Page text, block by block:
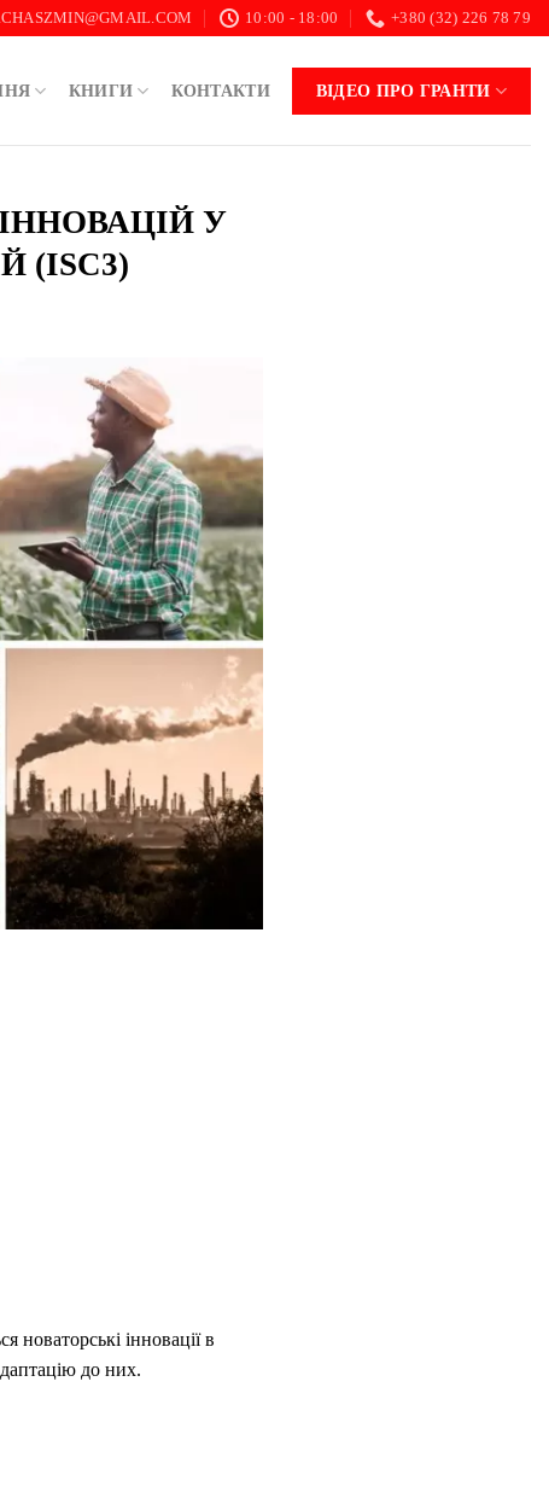
10:00 - 18:00 +380 (32) 226 78 79
КНИГИ КОНТАКТИ ВІДЕО ПРО ГРАНТИ
У
(ISC3)
новаторські інновації в
до них.